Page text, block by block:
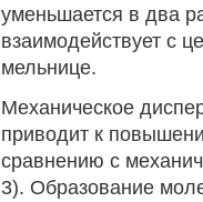
уменьшается в два
взаимодействует с
мельнице.
Механическое
приводит к
сравнению с
3). Образование